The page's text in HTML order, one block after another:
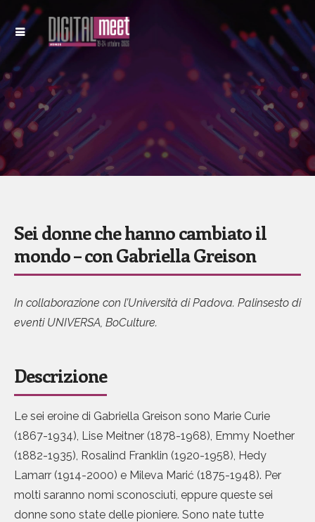
Sei donne che hanno cambiato il
mondo – con Gabriella Greison
In collaborazione con l’Università di Padova. Palinsesto di
eventi UNIVERSA, BoCulture.
Descrizione
Le sei eroine di Gabriella Greison sono Marie Curie
(1867-1934), Lise Meitner (1878-1968), Emmy Noether
(1882-1935), Rosalind Franklin (1920-1958), Hedy
Lamarr (1914-2000) e Mileva Marić (1875-1948). Per
molti saranno nomi sconosciuti, eppure queste sei
donne sono state delle pioniere. Sono nate tutte